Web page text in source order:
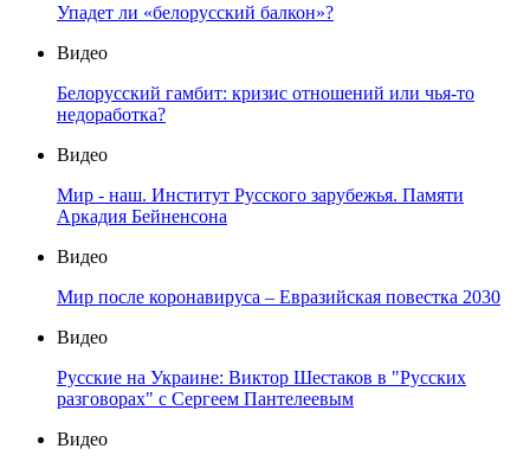
Упадет ли «белорусский балкон»?
Видео
Белорусский гамбит: кризис отношений или чья-то
недоработка?
Видео
Мир - наш. Институт Русского зарубежья. Памяти
Аркадия Бейненсона
Видео
Мир после коронавируса – Евразийская повестка 2030
Видео
Русские на Украине: Виктор Шестаков в "Русских
разговорах" с Сергеем Пантелеевым
Видео